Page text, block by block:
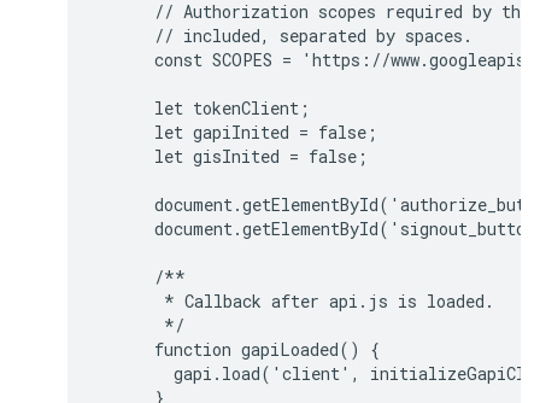
// Authorization scopes required by
      // included, separated by spaces.
const SCOPES = 'https://
      let tokenClient;
      let gapiInited = false;
      let gisInited = false;
      /**
       * Callback after api.js is loaded.
       */
      function gapiLoaded() {
gapi.load('client',
      }